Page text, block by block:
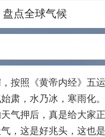
点全球气候
按照《黄帝内经》五
肃，水乃冰，寒雨化。
气押后，真是给大家正
，这是好兆头，这也是